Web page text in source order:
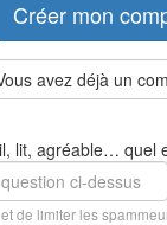
avez déjà un
lit, agréable… quel
de limiter les